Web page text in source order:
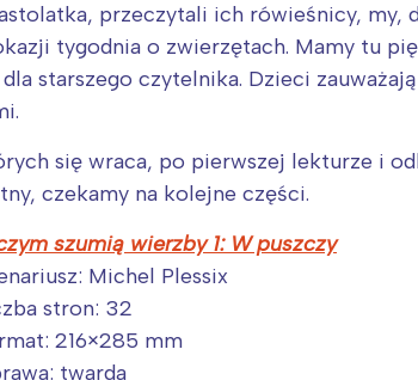
przeczytali ich rówieśnicy, my,
tygodnia o zwierzętach. Mamy tu
dla starszego czytelnika. Dzieci
się wraca, po pierwszej lekturze i
czekamy na kolejne części.
szumią wierzby 1: W puszczy
Michel Plessix
stron: 32
216×285 mm
twarda
Interesują mnie wydarzenia z
Warszawa
Łódź
Poznań
Wrocław
Śląsk